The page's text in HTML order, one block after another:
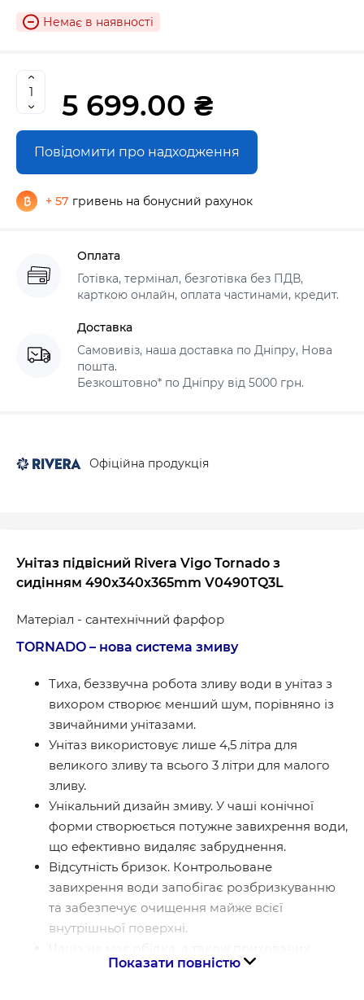
Немає в наявності
5 699.00 ₴
Повідомити про надходження
+ 57 гривень на бонусний рахунок
Оплата
Готівка, термінал, безготівка без ПДВ,
карткою онлайн, оплата частинами, кредит.
Доставка
Самовивіз, наша доставка по Дніпру, Нова
пошта.
Безкоштовно* по Дніпру від 5000 грн.
Офіційна продукція
Унітаз підвісний Rivera Vigo Tornado з
сидінням 490x340x365mm V0490TQ3L
Матеріал - сантехнічний фарфор
TORNADO – нова система змиву
Тиха, беззвучна робота зливу води в унітаз з
вихором створює менший шум, порівняно із
звичайними унітазами.
Унітаз використовує лише 4,5 літра для
великого зливу та всього 3 літри для малого
зливу.
Унікальний дизайн змиву. У чаші конічної
форми створюється потужне завихрення води,
що ефективно видаляє забруднення.
Відсутність бризок. Контрольоване
завихрення води запобігає розбризкуванню
та забезпечує очищення майже всієї
внутрішньої поверхні.
Чаша не має обідка, а також прихованих
важкодоступних місць, де можуть
Показати повністю